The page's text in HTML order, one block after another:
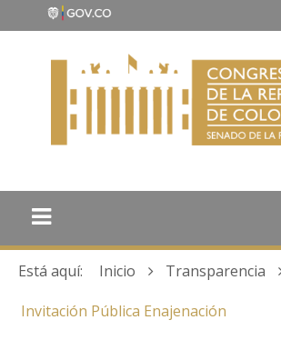
Está aquí: Inicio
Transparencia
Invitación Pública Enajenación